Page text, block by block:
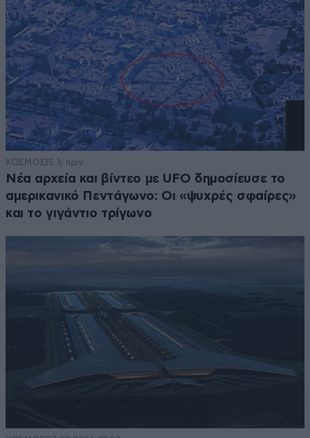
ΚΟΣΜΟΣ15 λ. πριν
Νέα αρχεία και βίντεο με UFO δημοσίευσε το
αμερικανικό Πεντάγωνο: Οι «ψυχρές σφαίρες»
και το γιγάντιο τρίγωνο